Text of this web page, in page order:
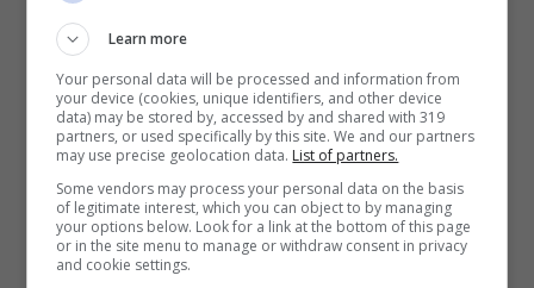
Learn more
Your personal data will be processed and information from
your device (cookies, unique identifiers, and other device
data) may be stored by, accessed by and shared with 319
partners, or used specifically by this site. We and our partners
may use precise geolocation data. List of partners.
Some vendors may process your personal data on the basis
of legitimate interest, which you can object to by managing
your options below. Look for a link at the bottom of this page
or in the site menu to manage or withdraw consent in privacy
and cookie settings.